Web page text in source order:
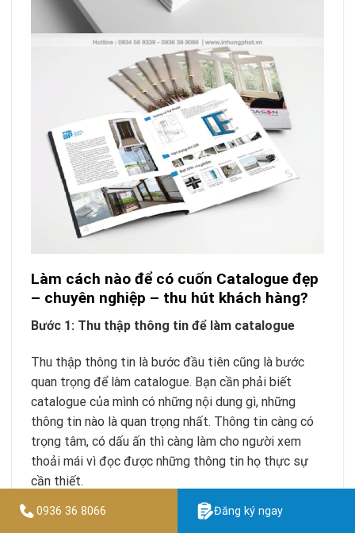
Làm cách nào để có cuốn Catalogue đẹp
– chuyên nghiệp – thu hút khách hàng?
Bước 1: Thu thập thông tin để làm catalogue
Thu thập thông tin là bước đầu tiên cũng là bước
quan trọng để làm catalogue. Bạn cần phải biết
catalogue của mình có những nội dung gì, những
thông tin nào là quan trọng nhất. Thông tin càng có
trọng tâm, có dấu ấn thì càng làm cho người xem
thoải mái vì đọc được những thông tin họ thực sự
cần thiết.
Bước 2: Chọn hình ảnh
0936 36 8066 Đăng ký ngay